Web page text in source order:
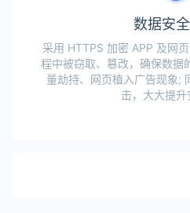
数据安
采用 HTTPS 加密 APP 及网
程中被窃取、篡改，确保数据
量劫持、网页植入广告现象;
击，大大提升